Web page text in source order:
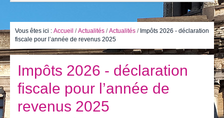
Vie politique
Je vis
Je visite
Publications
Vous êtes ici : Accueil /Actualités /Actualités / Impôts 2026 - déclaration
fiscale pour l’année de revenus 2025
Impôts 2026 - déclaration
fiscale pour l’année de
revenus 2025